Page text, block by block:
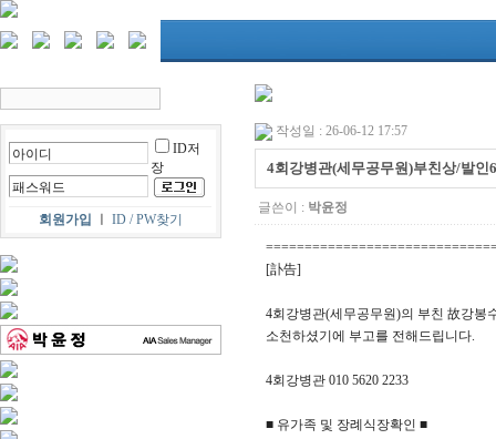
ID저
장
회원가입 ID / PW찾기
작성일 : 26-06-12 17:57
4회강병관(세무공무원)부친상/발인
글쓴이 : 박윤정
[訃告]
4회강병관(세무공무원)의 부친 故강봉
소천하셨기에 부고를 전해드립니다.
4회강병관 010 5620 2233
■ 유가족 및 장례식장확인 ■